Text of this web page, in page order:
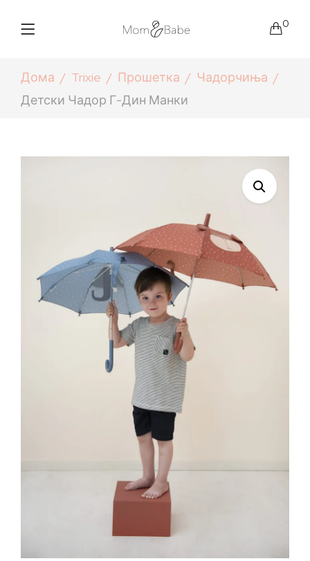
0
Дома Trixie Прошетка
Чадорчиња
Детски Чадор Г-Дин Манки